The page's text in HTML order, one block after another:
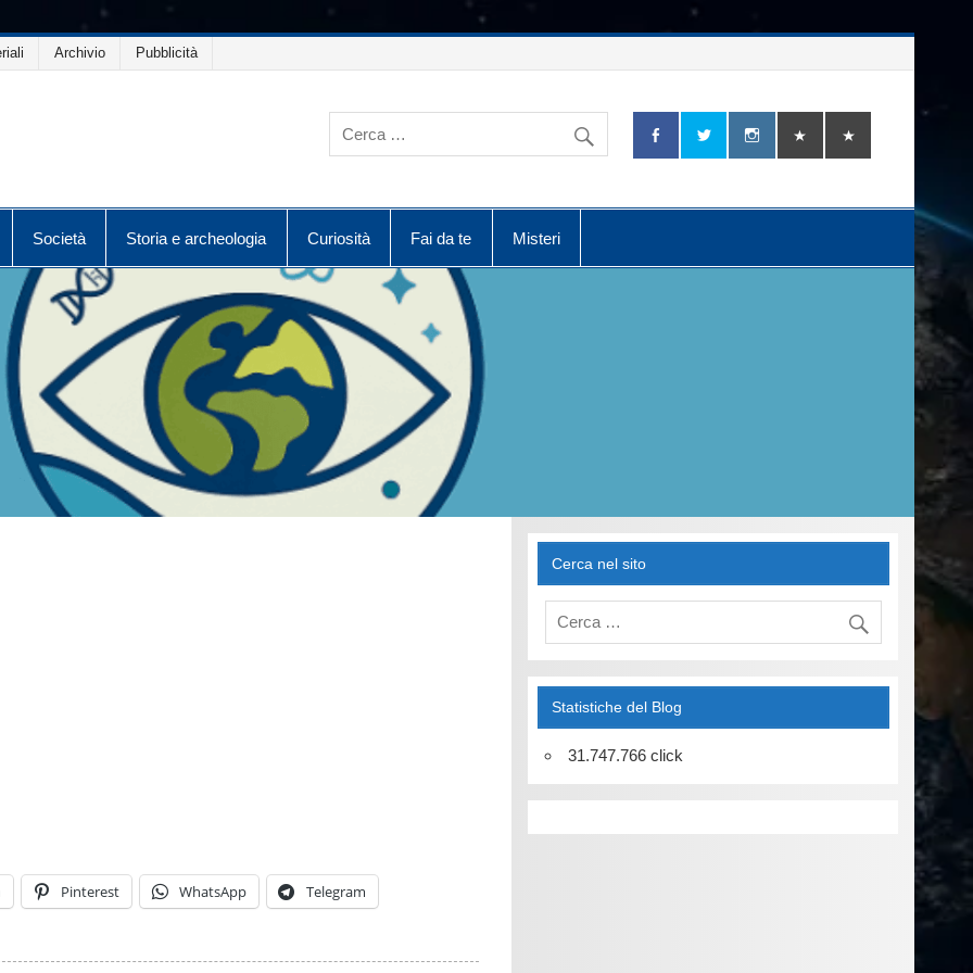
Archivio Pubblicità
Società Storia e archeologia Curiosità Fai da te Misteri
Pinterest WhatsApp Telegram
Cerca nel sito
Statistiche del Blog
31.747.766 click